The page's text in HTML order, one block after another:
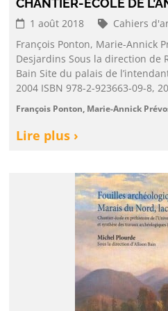
CHANTIER-ÉCOLE DE
1 août 2018
Cahiers
François Ponton, Marie-Annick
Desjardins Sous la direction de
Bain Site du palais de
2004 ISBN 978-2-923663-09-8,
François Ponton, Marie-Annick
Lire plus ›